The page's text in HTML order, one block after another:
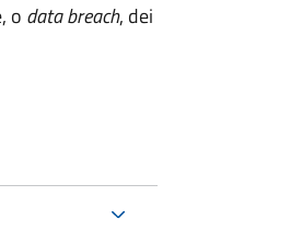
o data breach, dei